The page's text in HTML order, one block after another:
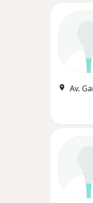
Av.